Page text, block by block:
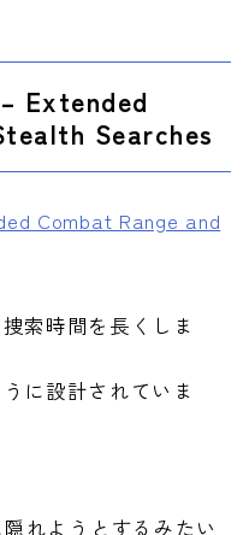
Extended
Searches
Combat Range and
索時間を長くしま
に設計されていま
れようとするみたい